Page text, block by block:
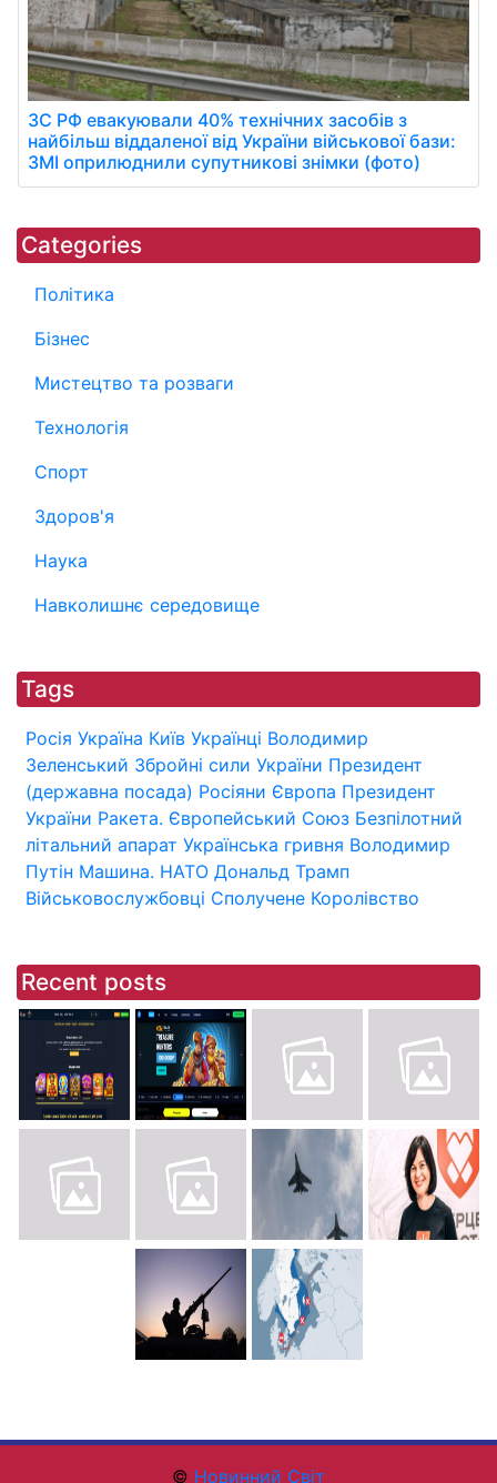
ЗС РФ евакуювали 40% технічних засобів з
найбільш віддаленої від України військової бази:
ЗМІ оприлюднили супутникові знімки (фото)
Categories
Політика
Бізнес
Мистецтво та розваги
Технологія
Спорт
Здоров'я
Наука
Навколишнє середовище
Tags
Росія Україна Київ Українці Володимир
Зеленський Збройні сили України Президент
(державна посада) Росіяни Європа Президент
України Ракета. Європейський Союз Безпілотний
літальний апарат Українська гривня Володимир
Путін Машина. НАТО Дональд Трамп
Військовослужбовці Сполучене Королівство
Recent posts
© Новинний Світ